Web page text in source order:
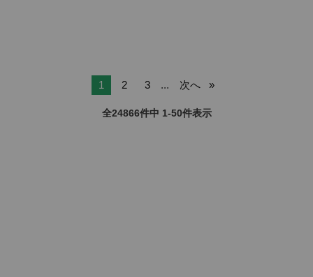
1 2 3 ... 次へ
全24866件中 1-50件表示